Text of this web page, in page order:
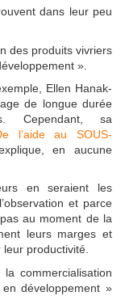
dans leur peu
des produits vivriers
».
Ellen Hanak-
de longue durée
Cependant, sa
l’aide au SOUS-
en aucune
en seraient les
et parce
au moment de la
leurs marges et
leur productivité.
commercialisation
développement »